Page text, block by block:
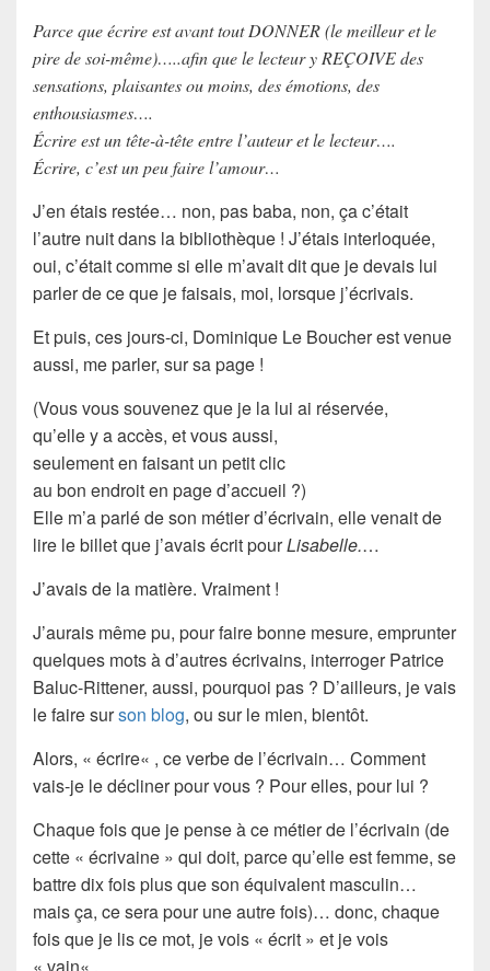
Parce que écrire est avant tout DONNER (le meilleur et le
pire de soi-même)…..afin que le lecteur y REÇOIVE des
sensations, plaisantes ou moins, des émotions, des
enthousiasmes….
Écrire est un tête-à-tête entre l’auteur et le lecteur….
Écrire, c’est un peu faire l’amour…
J’en étais restée… non, pas baba, non, ça c’était
l’autre nuit dans la bibliothèque ! J’étais interloquée,
oui, c’était comme si elle m’avait dit que je devais lui
parler de ce que je faisais, moi, lorsque j’écrivais.
Et puis, ces jours-ci, Dominique Le Boucher est venue
aussi, me parler, sur sa page !
(Vous vous souvenez que je la lui ai réservée,
qu’elle y a accès, et vous aussi,
seulement en faisant un petit clic
au bon endroit en page d’accueil ?)
Elle m’a parlé de son métier d’écrivain, elle venait de
lire le billet que j’avais écrit pourLisabelle.…
J’avais de la matière. Vraiment !
J’aurais même pu, pour faire bonne mesure, emprunter
quelques mots à d’autres écrivains, interroger Patrice
Baluc-Rittener, aussi, pourquoi pas ? D’ailleurs, je vais
le faire surson blog, ou sur le mien, bientôt.
Alors, « écrire« , ce verbe de l’écrivain… Comment
vais-je le décliner pour vous ? Pour elles, pour lui ?
Chaque fois que je pense à ce métier de l’écrivain (de
cette « écrivaine » qui doit, parce qu’elle est femme, se
battre dix fois plus que son équivalent masculin…
mais ça, ce sera pour une autre fois)… donc, chaque
fois que je lis ce mot, je vois « écrit » et je vois
« vain« .